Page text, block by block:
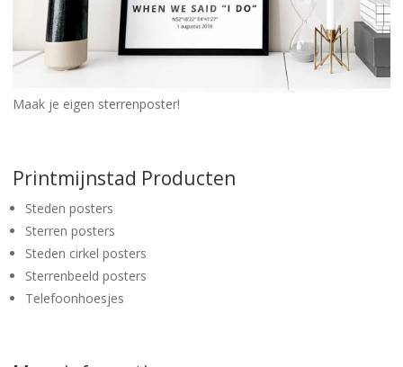
Maak je eigen sterrenposter!
Printmijnstad Producten
Steden posters
Sterren posters
Steden cirkel posters
Sterrenbeeld posters
Telefoonhoesjes